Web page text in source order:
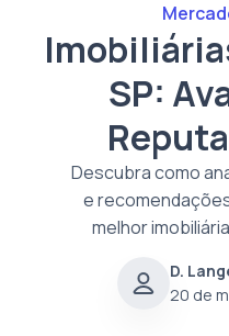
SP:
Descubra como
e
melhor
D.
20 de